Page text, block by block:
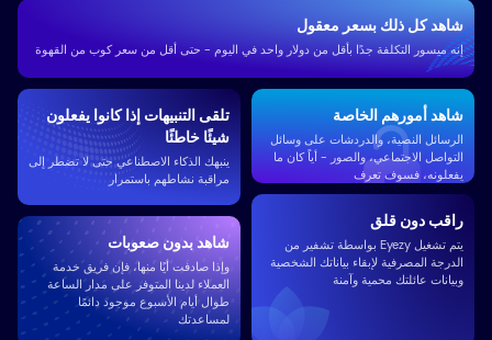
راقب دون قلق
يتم تشغيل Eyezy بواسطة تشفير من
الدرجة المصرفية لإبقاء بياناتك الشخصية
وبيانات عائلتك محمية وآمنة
شاهد أمورهم الخاصة
الرسائل النصية، والدردشات على وسائل
التواصل الاجتماعي، والصور - أياً كان ما
يفعلونه، فسوف تعرف
شاهد كل ذلك بسعر معقول
إنه ميسور التكلفة جدًا بأقل من دولار واحد في اليوم - حتى أقل من سعر كوب من القهوة
تلقى التنبيهات إذا كانوا يفعلون
شيئًا خاطئًا
ينبهك الذكاء الاصطناعي حتى لا تضطر إلى
مراقبة نشاطهم باستمرار
شاهد بدون صعوبات
وإذا صادفت أيًا منها، فإن فريق خدمة
العملاء لدينا المتوفر على مدار الساعة
طوال أيام الأسبوع موجود دائمًا
لمساعدتك